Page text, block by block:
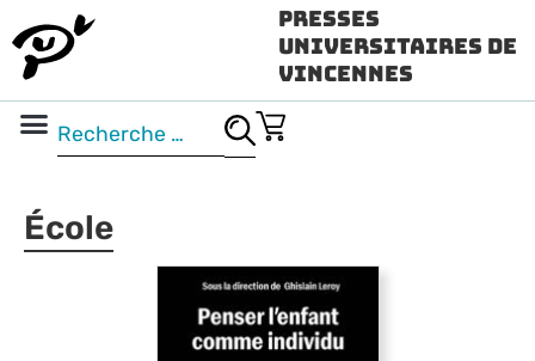
Presses
Universitaires de
Vincennes
École